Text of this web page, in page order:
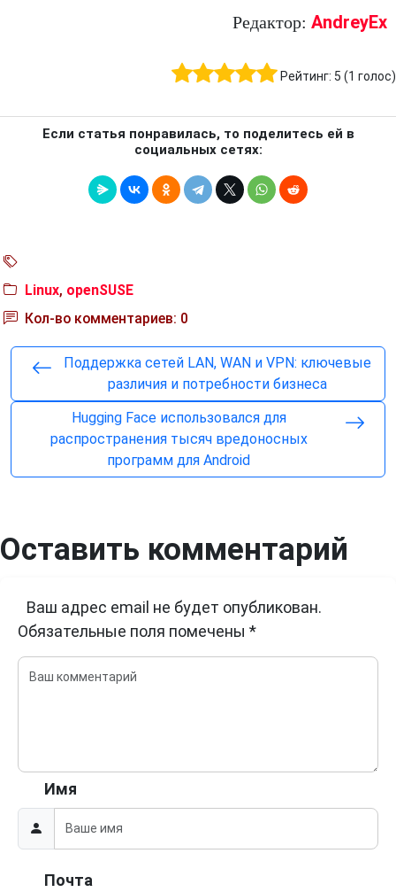
Редактор: AndreyEx
Рейтинг: 5 (1 голос)
Если статья понравилась, то поделитесь ей в
социальных сетях:
Linux, openSUSE
Кол-во комментариев: 0
Поддержка сетей LAN, WAN и VPN: ключевые
различия и потребности бизнеса
Hugging Face использовался для
распространения тысяч вредоносных
программ для Android
Оставить комментарий
Ваш адрес email не будет опубликован.
Обязательные поля помечены *
Имя
Почта